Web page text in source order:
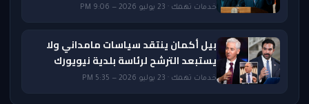
خدمات تهمك · 23 يوليو 2026 — 9:06 PM
بيل أكمان ينتقد سياسات مامداني ولا
يستبعد الترشح لرئاسة بلدية نيويورك
خدمات تهمك · 23 يوليو 2026 — 5:35 PM